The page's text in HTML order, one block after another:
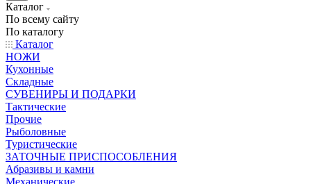
Каталог
По всему сайту
По каталогу
Каталог
НОЖИ
Кухонные
Складные
СУВЕНИРЫ И ПОДАРКИ
Тактические
Прочие
Рыболовные
Туристические
ЗАТОЧНЫЕ ПРИСПОСОБЛЕНИЯ
Абразивы и камни
Механические